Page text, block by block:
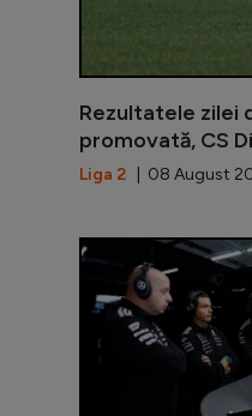
Rezultatele zilei
promovată, CS
Liga 2 | 08 August